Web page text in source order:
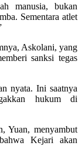
manusia, bukan
Sementara atlet
Askolani, yang
sanksi tegas
nyata. Ini saatnya
hukum di
Yuan, menyambut
Kejari akan